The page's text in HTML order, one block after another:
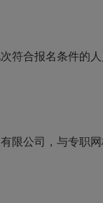
合报名条件的人
公司，与专职网